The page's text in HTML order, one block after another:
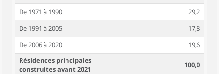
De 1971 à 1990
29,2
De 1991 à 2005
17,8
De 2006 à 2020
19,6
Résidences principales
construites avant 2021
100,0